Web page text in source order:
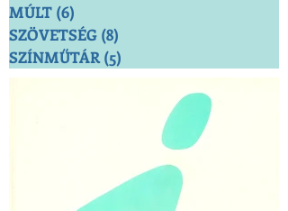
MÚLT (6)
SZÖVETSÉG (8)
SZÍNMŰTÁR (5)